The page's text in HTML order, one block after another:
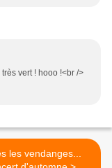
vert ! hooo !<br />
les vendanges...